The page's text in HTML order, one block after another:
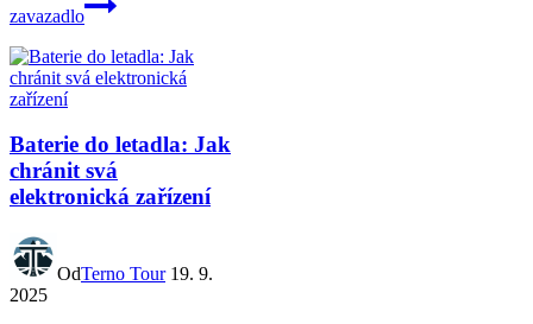
zavazadlo
Baterie do letadla: Jak
chránit svá
elektronická zařízení
OdTerno Tour 19. 9.
2025